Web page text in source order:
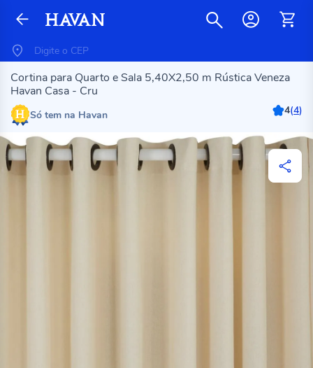
Cortina para Quarto e Sala 5,40X2,50 m Rústica Veneza
Havan Casa - Cru
Só tem na Havan 4(4)